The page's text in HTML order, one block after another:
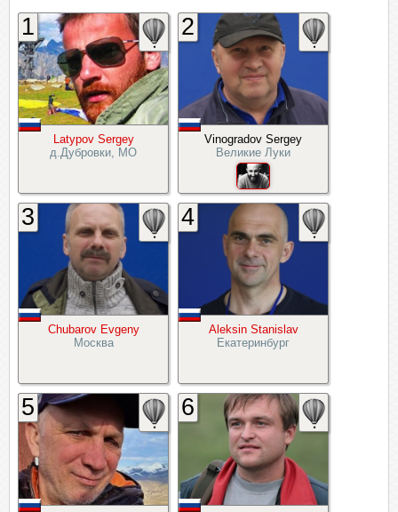
Latypov Sergey
д.Дубровки, МО
1
Vinogradov Sergey
Великие Луки
2
Chubarov Evgeny
Москва
3
Aleksin Stanislav
Екатеринбург
4
5 6